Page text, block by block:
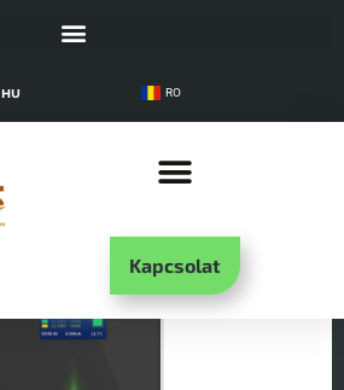
HU RO
Kapcsolat